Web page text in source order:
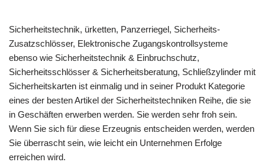
Sicherheitstechnik, ürketten, Panzerriegel, Sicherheits-
Zusatzschlösser, Elektronische Zugangskontrollsysteme
ebenso wie Sicherheitstechnik & Einbruchschutz,
Sicherheitsschlösser & Sicherheitsberatung, Schließzylinder mit
Sicherheitskarten ist einmalig und in seiner Produkt Kategorie
eines der besten Artikel der Sicherheitstechniken Reihe, die sie
in Geschäften erwerben werden. Sie werden sehr froh sein.
Wenn Sie sich für diese Erzeugnis entscheiden werden, werden
Sie überrascht sein, wie leicht ein Unternehmen Erfolge
erreichen wird.